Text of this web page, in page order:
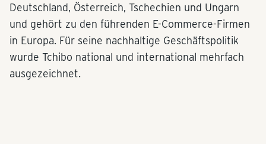
Deutschland, Österreich, Tschechien und Ungarn
und gehört zu den führenden E-Commerce-Firmen
in Europa. Für seine nachhaltige Geschäftspolitik
wurde Tchibo national und international mehrfach
ausgezeichnet.